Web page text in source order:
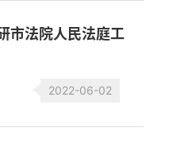
市法院人民法庭工
2022-06-02